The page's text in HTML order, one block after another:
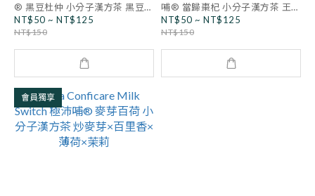
® 黑豆杜仲 小分子漢方茶 黑豆×
杜仲葉×當歸×枸杞×黃耆×熟地
NT$50 ~ NT$125
NT$150
哺® 當歸棗杞 小分子漢方茶 王不
留行×葫蘆巴×當歸×紅棗×老薑
NT$50 ~ NT$125
NT$150
會員獨享